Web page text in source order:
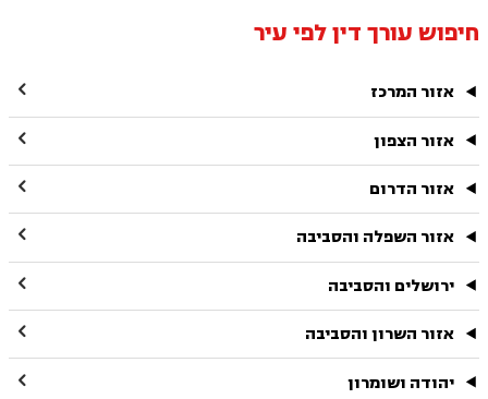
חיפוש עורך דין לפי עיר
אזור המרכז 
אזור הצפון 
אזור הדרום 
אזור השפלה והסביבה 
ירושלים והסביבה 
אזור השרון והסביבה 
יהודה ושומרון 